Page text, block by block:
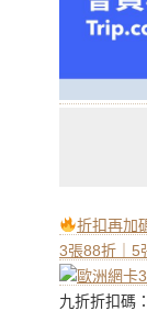
折扣再加
3張88折｜5
九折折扣碼